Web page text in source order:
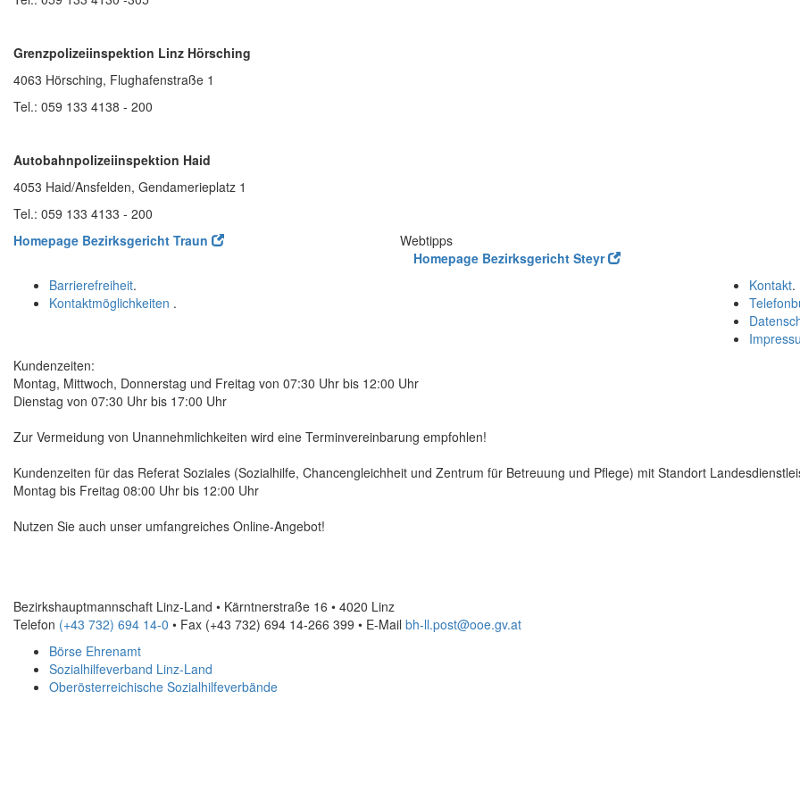
Grenzpolizeiinspektion Linz Hörsching
4063 Hörsching, Flughafenstraße 1
Tel.: 059 133 4138 - 200
Autobahnpolizeiinspektion Haid
4053 Haid/Ansfelden, Gendamerieplatz 1
Tel.: 059 133 4133 - 200
Webtipps
Homepage Bezirksgericht Traun
Homepage Bezirksgericht Steyr
Kontakt.
Barrierefreiheit.
Kontaktmöglichkeiten .
Kundenzeiten:
Montag, Mittwoch, Donnerstag und Freitag von 07:30 Uhr bis 12:00 Uhr
Dienstag von 07:30 Uhr bis 17:00 Uhr
Zur Vermeidung von Unannehmlichkeiten wird eine Terminvereinbarung empfohlen!
Kundenzeiten für das Referat Soziales (Sozialhilfe, Chancengleichheit und Zentrum für Betreuung und Pflege) mit Standort
Montag bis Freitag 08:00 Uhr bis 12:00 Uhr
Nutzen Sie auch unser umfangreiches Online-Angebot!
Bezirkshauptmannschaft Linz-Land • Kärntnerstraße 16 • 4020 Linz
Telefon (+43 732) 694 14-0 • Fax (+43 732) 694 14-266 399 • E-Mail bh-ll.post@ooe.gv.at
Börse Ehrenamt
Sozialhilfeverband Linz-Land
Oberösterreichische Sozialhilfeverbände